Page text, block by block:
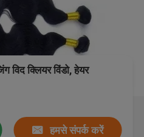
विद क्लियर विंडो, हेयर
हमसे संपर्क करें